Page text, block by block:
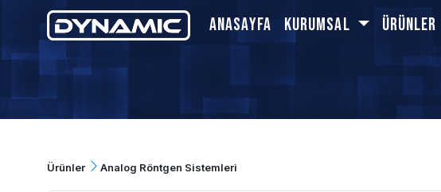
Anasayfa Kurumsal Ürünler
Ürünler Analog Röntgen Sistemleri